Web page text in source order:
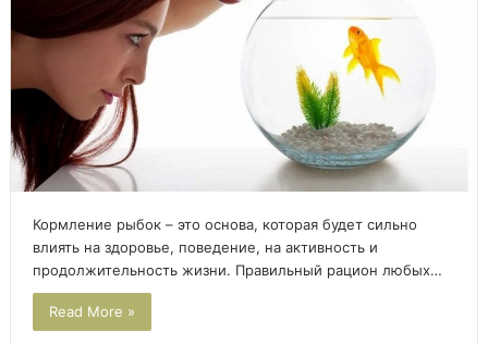
Кормление рыбок – это основа, которая будет сильно
влиять на здоровье, поведение, на активность и
продолжительность жизни. Правильный рацион любых…
Read More »